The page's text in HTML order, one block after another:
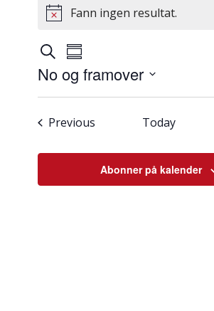
NoticeFann ingen resultat.
Hendingar
søk
og
visingsnavigasjon
Søk
Hending
visingsnavigasjon
Summary
No og framover
Select
date.
Previous HendingarToday
Abonner på kalender